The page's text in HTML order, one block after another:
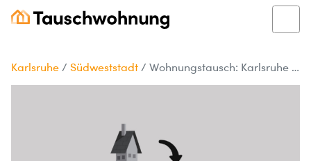
Karlsruhe / Südweststadt / Wohnungstausch: Karlsruhe gegen Stutensee